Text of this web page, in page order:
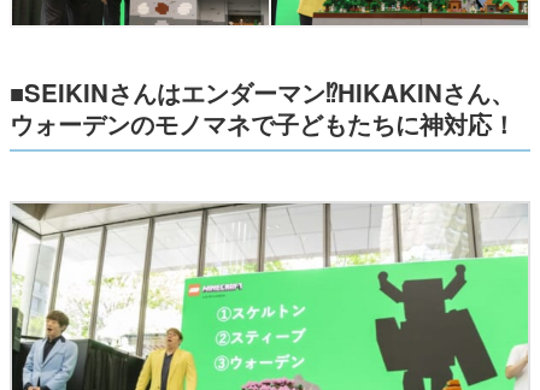
■SEIKINさんはエンダーマン⁉HIKAKINさん、
ウォーデンのモノマネで子どもたちに神対応！